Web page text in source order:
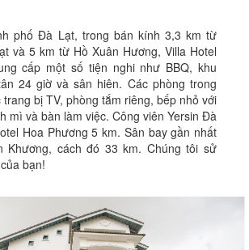
phố Đà Lạt, trong bán kính 3,3 km từ
và 5 km từ Hồ Xuân Hương, Villa Hotel
cấp một số tiện nghi như BBQ, khu
24 giờ và sân hiên. Các phòng trong
bị TV, phòng tắm riêng, bếp nhỏ với
mì và bàn làm việc. Công viên Yersin Đà
Hoa Phương 5 km. Sân bay gần nhất
Khương, cách đó 33 km. Chúng tôi sử
bạn!